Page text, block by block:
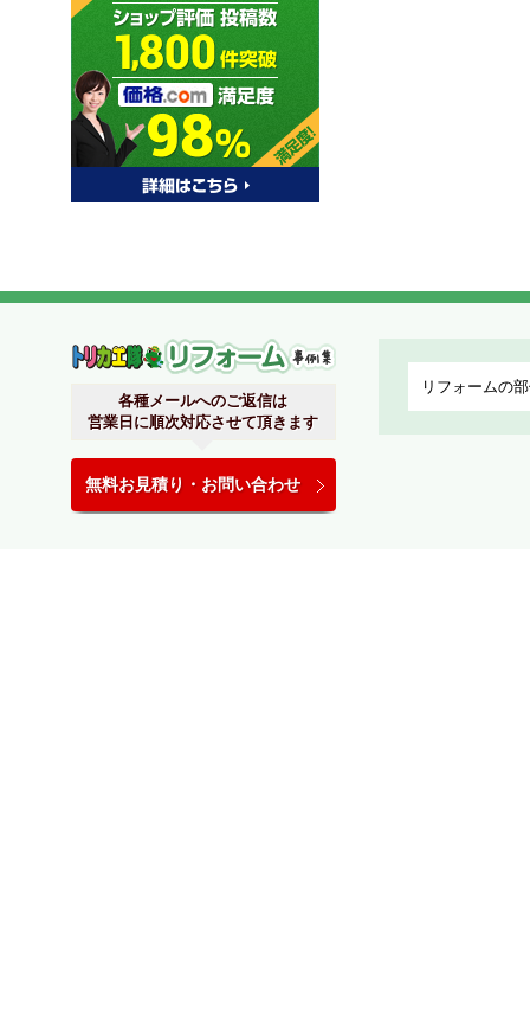
各種メールへのご返信は
営業日に順次対応させて頂きます
無料お見積り・お問い合わせ